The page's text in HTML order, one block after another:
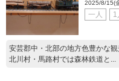
2025/8/15(
一人 1
安芸郡中・北部の地方色豊かな
北川村・馬路村では森林鉄道と...